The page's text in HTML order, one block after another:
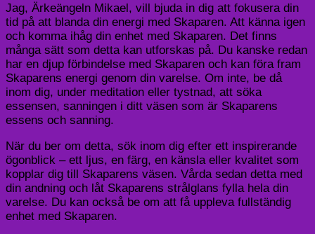
Jag, Ärkeängeln Mikael, vill bjuda in dig att fokusera din
tid på att blanda din energi med Skaparen. Att känna igen
och komma ihåg din enhet med Skaparen. Det finns
många sätt som detta kan utforskas på. Du kanske redan
har en djup förbindelse med Skaparen och kan föra fram
Skaparens energi genom din varelse. Om inte, be då
inom dig, under meditation eller tystnad, att söka
essensen, sanningen i ditt väsen som är Skaparens
essens och sanning.
När du ber om detta, sök inom dig efter ett inspirerande
ögonblick – ett ljus, en färg, en känsla eller kvalitet som
kopplar dig till Skaparens väsen. Vårda sedan detta med
din andning och låt Skaparens strålglans fylla hela din
varelse. Du kan också be om att få uppleva fullständig
enhet med Skaparen.